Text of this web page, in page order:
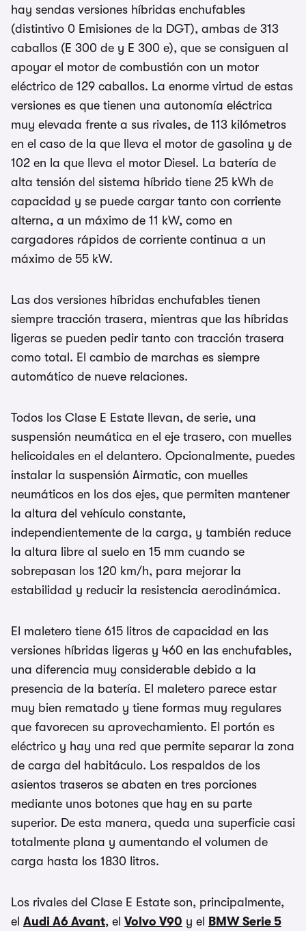
hay sendas versiones híbridas enchufables
(distintivo 0 Emisiones de la DGT), ambas de 313
caballos (E 300 de y E 300 e), que se consiguen al
apoyar el motor de combustión con un motor
eléctrico de 129 caballos. La enorme virtud de estas
versiones es que tienen una autonomía eléctrica
muy elevada frente a sus rivales, de 113 kilómetros
en el caso de la que lleva el motor de gasolina y de
102 en la que lleva el motor Diesel. La batería de
alta tensión del sistema híbrido tiene 25 kWh de
capacidad y se puede cargar tanto con corriente
alterna, a un máximo de 11 kW, como en
cargadores rápidos de corriente continua a un
máximo de 55 kW.
Las dos versiones híbridas enchufables tienen
siempre tracción trasera, mientras que las híbridas
ligeras se pueden pedir tanto con tracción trasera
como total. El cambio de marchas es siempre
automático de nueve relaciones.
Todos los Clase E Estate llevan, de serie, una
suspensión neumática en el eje trasero, con muelles
helicoidales en el delantero. Opcionalmente, puedes
instalar la suspensión Airmatic, con muelles
neumáticos en los dos ejes, que permiten mantener
la altura del vehículo constante,
independientemente de la carga, y también reduce
la altura libre al suelo en 15 mm cuando se
sobrepasan los 120 km/h, para mejorar la
estabilidad y reducir la resistencia aerodinámica.
El maletero tiene 615 litros de capacidad en las
versiones híbridas ligeras y 460 en las enchufables,
una diferencia muy considerable debido a la
presencia de la batería. El maletero parece estar
muy bien rematado y tiene formas muy regulares
que favorecen su aprovechamiento. El portón es
eléctrico y hay una red que permite separar la zona
de carga del habitáculo. Los respaldos de los
asientos traseros se abaten en tres porciones
mediante unos botones que hay en su parte
superior. De esta manera, queda una superficie casi
totalmente plana y aumentando el volumen de
carga hasta los 1830 litros.
Los rivales del Clase E Estate son, principalmente,
el Audi A6 Avant, el Volvo V90 y el
BMW Serie 5